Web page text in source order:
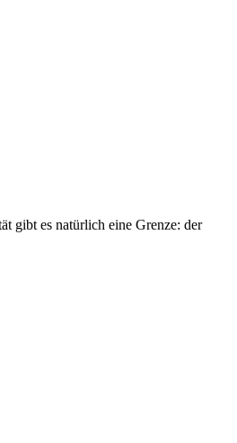
gibt es natürlich eine Grenze: der